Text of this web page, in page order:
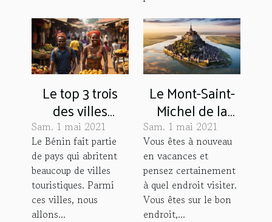
Le top 3 trois
des villes
touristiques au
Bénin
Sam. 1 mai 2021
Le Bénin fait partie
de pays qui abritent
beaucoup de villes
touristiques. Parmi
ces villes, nous
allons...
Le Mont-Saint-
Michel de la
France
Sam. 1 mai 2021
Vous êtes à nouveau
en vacances et
pensez certainement
à quel endroit visiter.
Vous êtes sur le bon
endroit,...